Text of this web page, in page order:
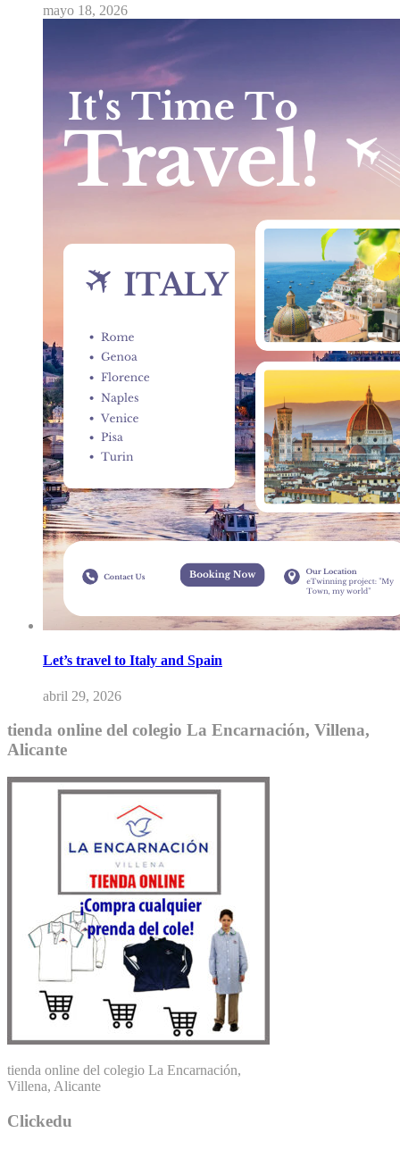
mayo 18, 2026
Let’s travel to Italy and Spain
abril 29, 2026
tienda online del colegio La Encarnación, Villena,
Alicante
tienda online del colegio La Encarnación,
Villena, Alicante
Clickedu